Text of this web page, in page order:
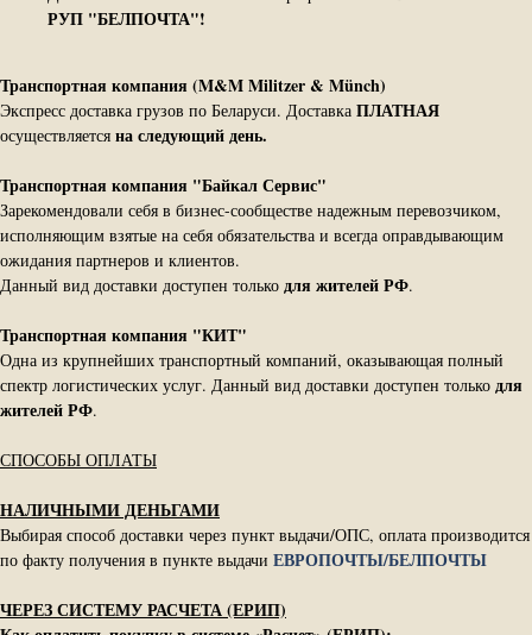
РУП "БЕЛПОЧТА"!
Транспортная компания (M&M Militzer & Münch)
Экспресс доставка грузов по Беларуси. Доставка ПЛАТНАЯ
осуществляется на следующий день.
Транспортная компания "Байкал Сервис"
Зарекомендовали себя в бизнес-сообществе надежным перевозчиком,
исполняющим взятые на себя обязательства и всегда оправдывающим
ожидания партнеров и клиентов.
Данный вид доставки доступен только для жителей РФ.
Транспортная компания "КИТ"
Одна из крупнейших транспортный компаний, оказывающая полный
спектр логистических услуг. Данный вид доставки доступен только для
жителей РФ.
СПОСОБЫ ОПЛАТЫ
НАЛИЧНЫМИ ДЕНЬГАМИ
Выбирая способ доставки через пункт выдачи/ОПС, оплата производится
по факту получения в пункте выдачи ЕВРОПОЧТЫ/БЕЛПОЧТЫ
ЧЕРЕЗ СИСТЕМУ РАСЧЕТА (ЕРИП)